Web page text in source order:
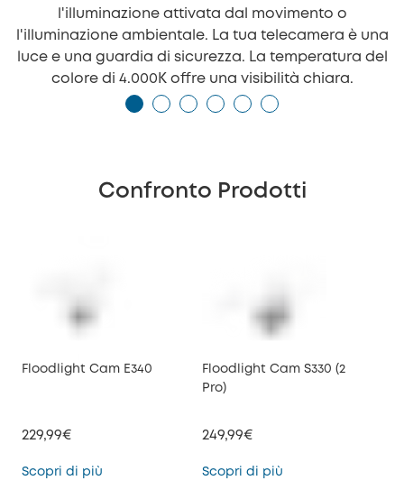
l'illuminazione attivata dal movimento o
l'illuminazione ambientale. La tua telecamera è una
luce e una guardia di sicurezza. La temperatura del
colore di 4.000K offre una visibilità chiara.
Confronto Prodotti
Floodlight Cam E340
229,99€
Scopri di più Floodlight Cam E340
Floodlight Cam S330 (2
Pro)
249,99€
Scopri di più